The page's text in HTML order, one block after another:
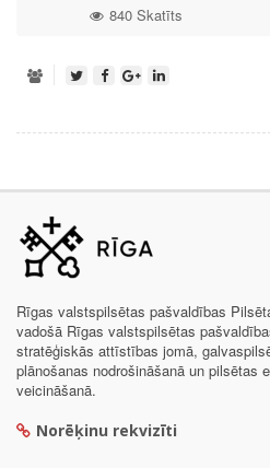
840 Skatīts
Rīgas valstspilsētas pašvaldības
vadošā Rīgas valstspilsētas
stratēģiskās attīstības jomā,
plānošanas nodrošināšanā un pilsētas
veicināšanā.
Norēķinu rekvizīti